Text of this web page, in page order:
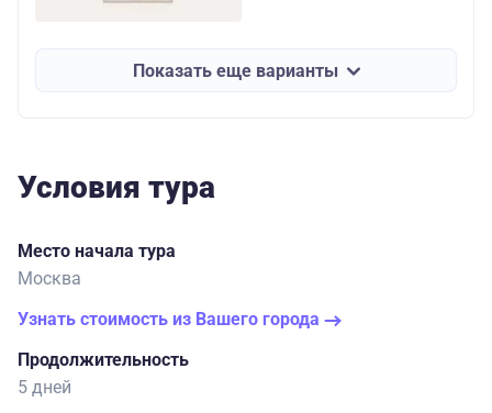
Показать еще варианты
Условия тура
Место начала тура
Москва
Узнать стоимость из Вашего города
Продолжительность
5 дней